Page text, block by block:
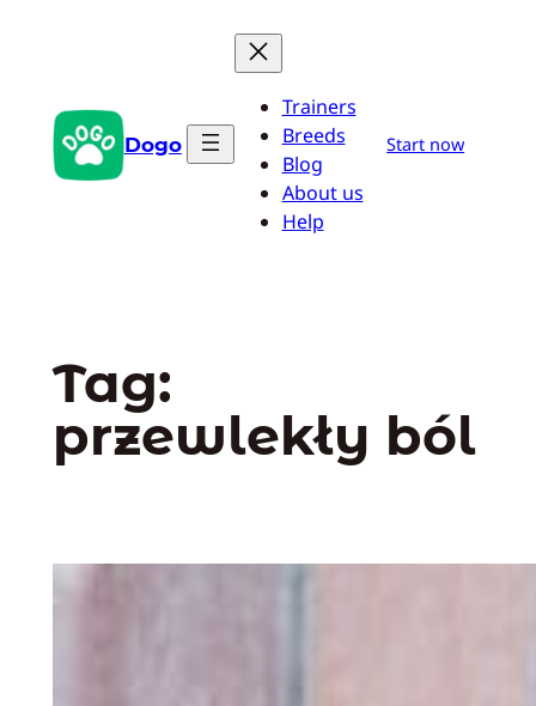
Dogo
Trainers
Breeds
Blog
About us
Help
Start now
Tag:
przewlekły ból